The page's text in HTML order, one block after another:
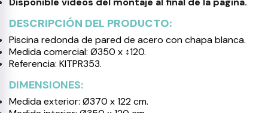
DESCRIPCIÓN DEL PRODUCTO:
Piscina redonda de pared de acero con chapa blanca.
Medida comercial: Ø350 x ↕120.
Referencia: KITPR353.
DIMENSIONES:
Medida exterior: Ø370 x 122 cm.